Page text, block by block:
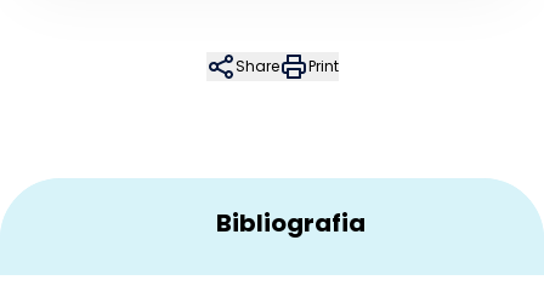
Share Print
Bibliografia